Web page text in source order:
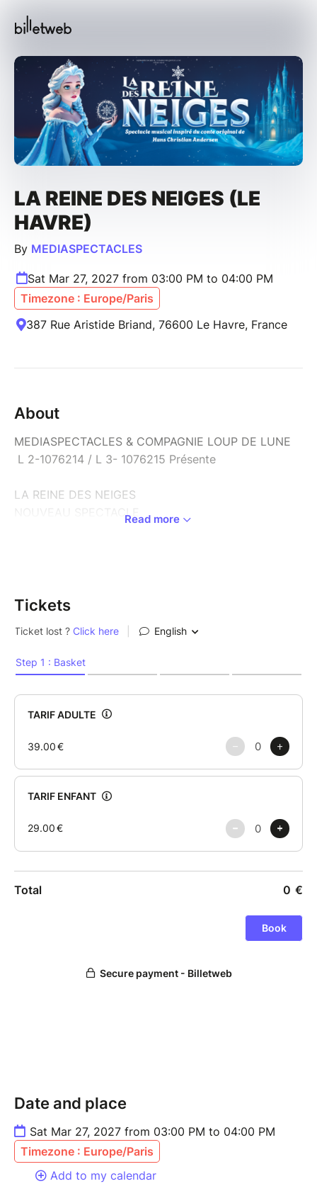
LA REINE DES NEIGES (LE
HAVRE)
By MEDIASPECTACLES
Sat Mar 27, 2027 from 03:00 PM to 04:00 PM
Timezone : Europe/Paris
387 Rue Aristide Briand, 76600 Le Havre, France
About
MEDIASPECTACLES & COMPAGNIE LOUP DE LUNE
L 2-1076214 / L 3- 1076215 Présente
LA REINE DES NEIGES
NOUVEAU SPECTACLE
sous une forme qui enchantera aussi tous les parents
Anna et Elsa, deux sœurs se retrouvent embarquées
d'aventures. Essayant de contrôler ses pouvoirs, Elsa,
de faire du mal à ses proches. Mis à part le régent,
comprend pas son retrait.
Le jour du couronnement arrive. Les sœurs vont enfin
pouvoir se retrouver. Hélas, rien ne se passe comme
prévu. Elsa dévoile malencontreusement sa magie et
situation qui lui échappe, ainsi que la menace d'un
peuple effrayé. Mais Anna ne compte pas
pour tout remettre en ordre... Y arrivera-t-elle ?
Celle du conte original d'Andersen, peut-être un peu
moins. Venez apprécier cette version dans une
comédiens aux multiples talents sont aux services de
Renseignements Office de tourisme: 02.32.74.04.04
PMR : mediaspectacles@hotmail.fr
Read more
Tickets
Date and place
Sat Mar 27, 2027 from 03:00 PM to 04:00 PM
Timezone : Europe/Paris
Add to my calendar